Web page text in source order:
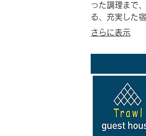
った調理まで
る、充実した
企業研修、友
さらに表示